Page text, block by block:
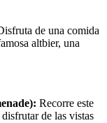
de una comida
altbier, una
Recorre este
de las vistas